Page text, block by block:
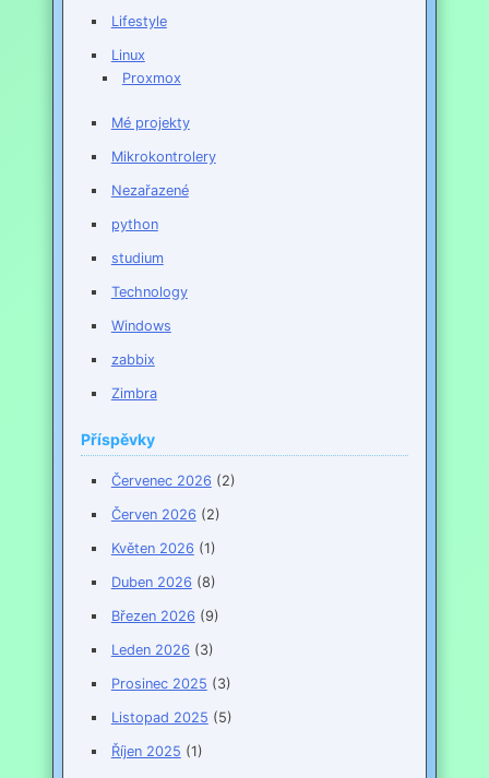
Lifestyle
Linux
Proxmox
Mé projekty
Mikrokontrolery
Nezařazené
python
studium
Technology
Windows
zabbix
Zimbra
Příspěvky
Červenec 2026 (2)
Červen 2026 (2)
Květen 2026 (1)
Duben 2026 (8)
Březen 2026 (9)
Leden 2026 (3)
Prosinec 2025 (3)
Listopad 2025 (5)
Říjen 2025 (1)